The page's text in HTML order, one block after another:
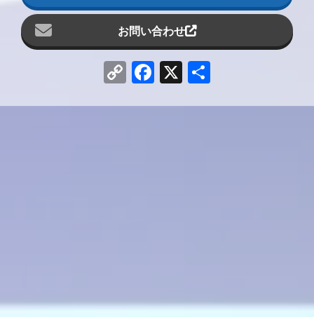
お問い合わせ
Copy
Link
Facebook
X